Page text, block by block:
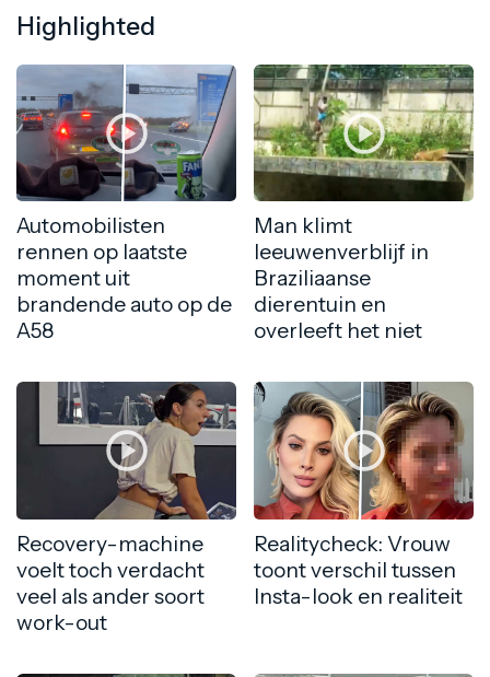
Highlighted
Automobilisten
rennen op laatste
moment uit
brandende auto op de
A58
Man klimt
leeuwenverblijf in
Braziliaanse
dierentuin en
overleeft het niet
Recovery-machine
voelt toch verdacht
veel als ander soort
work-out
Realitycheck: Vrouw
toont verschil tussen
Insta-look en realiteit